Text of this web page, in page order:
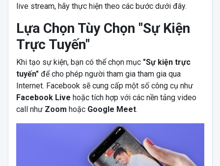
live stream, hãy thực hiện theo các bước dưới đây.
Lựa Chọn Tùy Chọn "Sự Kiện
Trực Tuyến"
Khi tạo sự kiện, bạn có thể chọn mục "Sự kiện trực
tuyến" để cho phép người tham gia tham gia qua
Internet. Facebook sẽ cung cấp một số công cụ như
Facebook Live hoặc tích hợp với các nền tảng video
call như Zoom hoặc Google Meet.